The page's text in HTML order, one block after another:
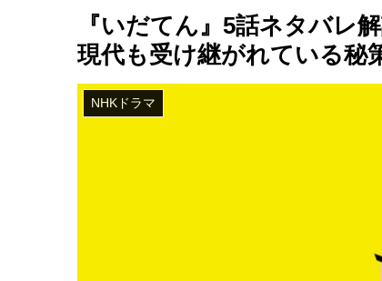
『いだてん』5話ネタバレ
現代も受け継がれている秘
NHKドラマ